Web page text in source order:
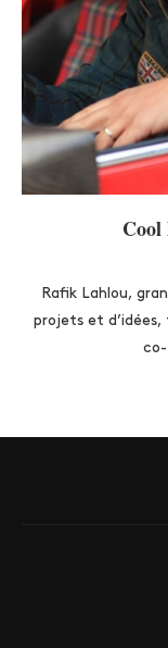
Rafik Lahlou,
projets et